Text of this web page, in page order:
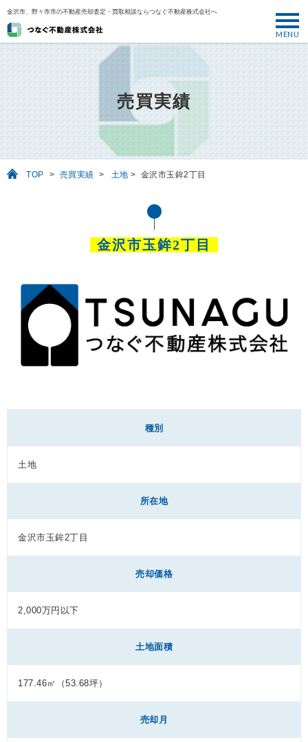
金沢市、野々市市の不動産売却査定・買取相談ならつなぐ不動産株式会社へ
MENU
お役立ち情報
REASON
つなぐ不動産株式会社が 選ばれる理由
COMPANY
売買実績
TOP > 売買実績 > 土地 > 金沢市玉鉾2丁目
金沢市玉鉾2丁目
種別
土地
所在地
金沢市玉鉾2丁目
売却価格
2,000万円以下
土地面積
177.46㎡（53.68坪）
売却月